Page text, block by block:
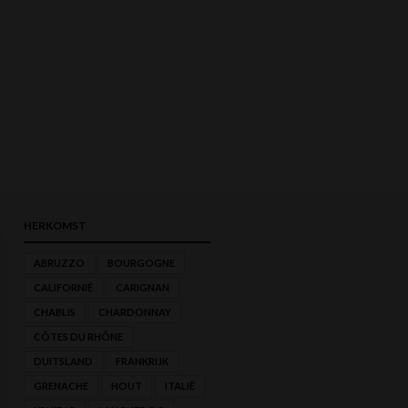
HERKOMST
ABRUZZO BOURGOGNE
CALIFORNIË CARIGNAN
CHABLIS CHARDONNAY
CÔTES DU RHÔNE
DUITSLAND FRANKRIJK
GRENACHE HOUT ITALIË